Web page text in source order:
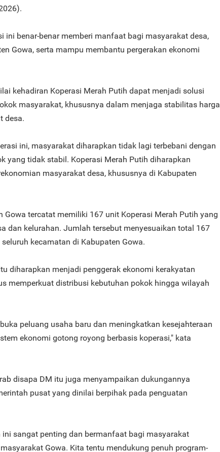
ini benar-benar memberi manfaat bagi masyarakat desa,
Gowa, serta mampu membantu pergerakan ekonomi
kehadiran Koperasi Merah Putih dapat menjadi solusi
masyarakat, khususnya dalam menjaga stabilitas harga
desa.
ini, masyarakat diharapkan tidak lagi terbebani dengan
yang tidak stabil. Koperasi Merah Putih diharapkan
masyarakat desa, khususnya di Kabupaten
Gowa tercatat memiliki 167 unit Koperasi Merah Putih yang
dan kelurahan. Jumlah tersebut menyesuaikan total 167
kecamatan di Kabupaten Gowa.
diharapkan menjadi penggerak ekonomi kerakyatan
memperkuat distribusi kebutuhan pokok hingga wilayah
peluang usaha baru dan meningkatkan kesejahteraan
ekonomi gotong royong berbasis koperasi," kata
disapa DM itu juga menyampaikan dukungannya
pusat yang dinilai berpihak pada penguatan
ini sangat penting dan bermanfaat bagi masyarakat
Gowa. Kita tentu mendukung penuh program-